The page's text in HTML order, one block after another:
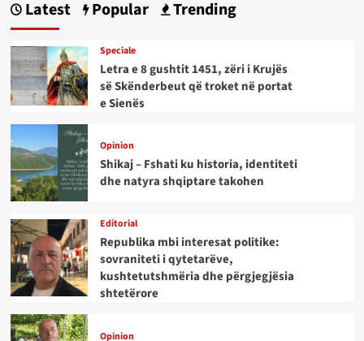
Latest Popular Trending
Speciale
Letra e 8 gushtit 1451, zëri i Krujës
së Skënderbeut që troket në portat
e Sienës
Opinion
Shikaj – Fshati ku historia, identiteti
dhe natyra shqiptare takohen
Editorial
Republika mbi interesat politike:
sovraniteti i qytetarëve,
kushtetutshmëria dhe përgjegjësia
shtetërore
Opinion